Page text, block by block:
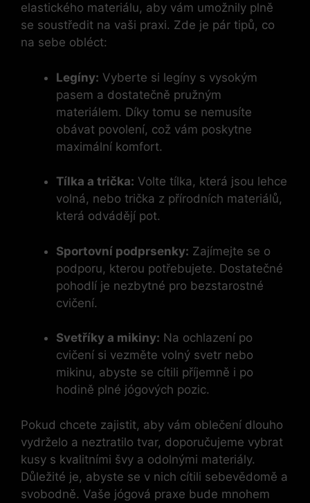
elastického materiálu, aby vám umožnily plně
se soustředit na vaši praxi. Zde je pár tipů, co
na sebe obléct:
Legíny: Vyberte si legíny s vysokým
pasem a dostatečně pružným
materiálem. Díky tomu se nemusíte
obávat povolení, což vám poskytne
maximální komfort.
Tílka a trička: Volte tílka, která jsou lehce
volná, nebo trička z přírodních materiálů,
která odvádějí pot.
Sportovní podprsenky: Zajímejte se o
podporu, kterou potřebujete. Dostatečné
pohodlí je nezbytné pro bezstarostné
cvičení.
Svetříky a mikiny: Na ochlazení po
cvičení si vezměte volný svetr nebo
mikinu, abyste se cítili příjemně i po
hodině plné jógových pozic.
Pokud chcete zajistit, aby vám oblečení dlouho
vydrželo a neztratilo tvar, doporučujeme vybrat
kusy s kvalitními švy a odolnými materiály.
Důležité je, abyste se v nich cítili sebevědomě a
svobodně. Vaše jógová praxe bude mnohem